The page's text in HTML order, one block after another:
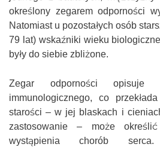
określony zegarem odporności
Natomiast u pozostałych osób
79 lat) wskaźniki wieku
były do siebie zbliżone.
Zegar odporności opisuje
immunologicznego, co
starości – w jej blaskach i
zastosowanie – może określić
wystąpienia chorób